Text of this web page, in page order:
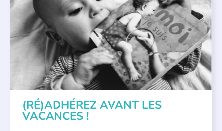
APPEL À SOUTIEN
(RÉ)ADHÉREZ AVANT LES
VACANCES !